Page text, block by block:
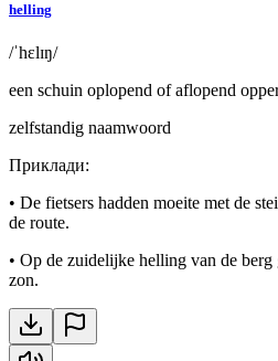
helling
/ˈhɛlɪŋ/
een schuin oplopend of aflopend
zelfstandig naamwoord
Приклади:
• De fietsers hadden moeite met de
de route.
• Op de zuidelijke helling van de berg
zon.